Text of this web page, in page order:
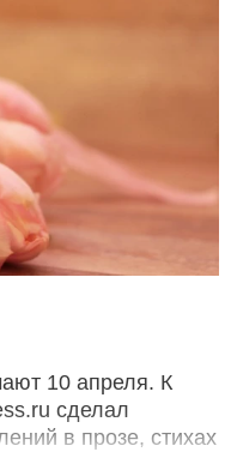
10 апреля. К
сделал
в прозе, стихах